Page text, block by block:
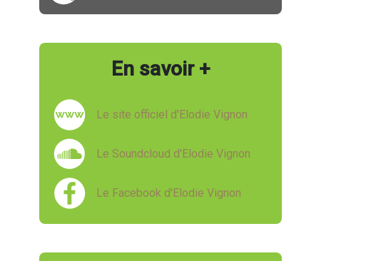
En savoir +
Le site officiel d'Elodie Vignon
Le Soundcloud d'Elodie Vignon
Le Facebook d'Elodie Vignon